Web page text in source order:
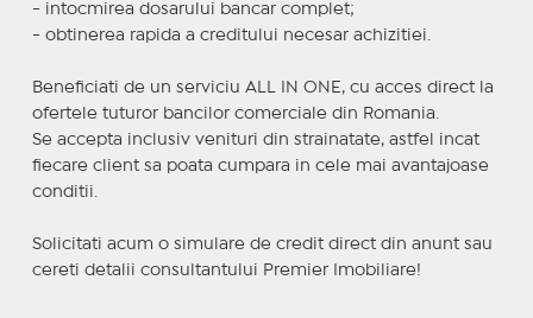
- intocmirea dosarului bancar complet;
- obtinerea rapida a creditului necesar achizitiei.
Beneficiati de un serviciu ALL IN ONE, cu acces direct la
ofertele tuturor bancilor comerciale din Romania.
Se accepta inclusiv venituri din strainatate, astfel incat
fiecare client sa poata cumpara in cele mai avantajoase
conditii.
Solicitati acum o simulare de credit direct din anunt sau
cereti detalii consultantului Premier Imobiliare!